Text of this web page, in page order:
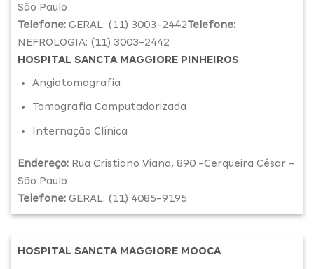
São Paulo
Telefone: GERAL: (11) 3003-2442Telefone:
NEFROLOGIA: (11) 3003-2442
HOSPITAL SANCTA MAGGIORE PINHEIROS
Angiotomografia
Tomografia Computadorizada
Internação Clínica
Endereço: Rua Cristiano Viana, 890 -Cerqueira César –
São Paulo
Telefone: GERAL: (11) 4085-9195
HOSPITAL SANCTA MAGGIORE MOOCA